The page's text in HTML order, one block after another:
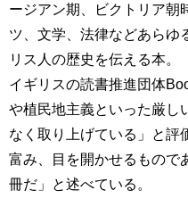
ージアン期、ビクトリア朝
ツ、文学、法律などあらゆ
リス人の歴史を伝える本。
イギリスの読書推進団体
や植民地主義といった厳し
なく取り上げている」と評
富み、目を開かせるもので
冊だ」と述べている。